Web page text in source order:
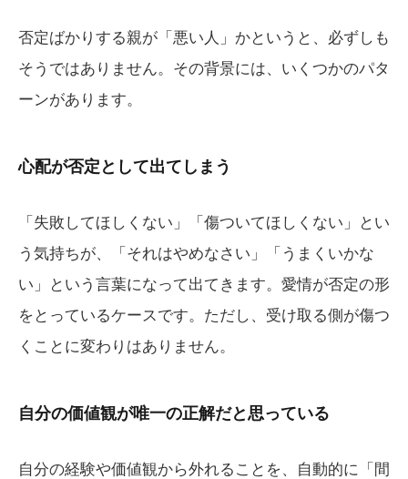
否定ばかりする親が「悪い人」かというと、必ずしも
そうではありません。その背景には、いくつかのパタ
ーンがあります。
心配が否定として出てしまう
「失敗してほしくない」「傷ついてほしくない」とい
う気持ちが、「それはやめなさい」「うまくいかな
い」という言葉になって出てきます。愛情が否定の形
をとっているケースです。ただし、受け取る側が傷つ
くことに変わりはありません。
自分の価値観が唯一の正解だと思っている
自分の経験や価値観から外れることを、自動的に「間